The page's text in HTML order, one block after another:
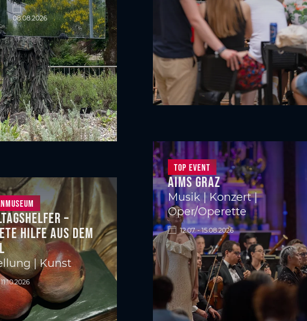
08.08.2026
–
Hilfe aus dem
| Kunst
Top Event
Aims Graz
Musik | Konzert |
Oper/Operette
12.07. - 15.08.2026